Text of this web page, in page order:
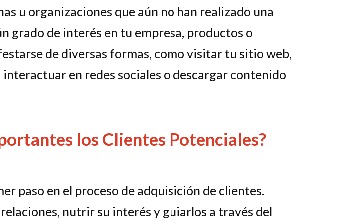
u organizaciones que aún no han realizado una
grado de interés en tu empresa, productos o
de diversas formas, como visitar tu sitio web,
en redes sociales o descargar contenido
los Clientes Potenciales?
paso en el proceso de adquisición de clientes.
nutrir su interés y guiarlos a través del